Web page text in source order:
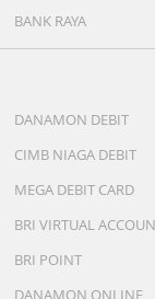
BANK RAYA
DANAMON DEBIT
CIMB NIAGA DEBIT
MEGA DEBIT CARD
BRI VIRTUAL
BRI POINT
DANAMON ONLINE